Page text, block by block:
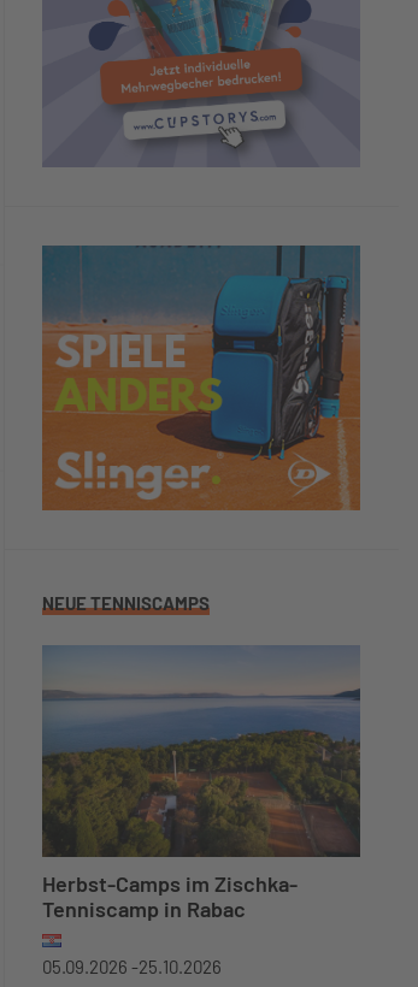
NEUE TENNISCAMPS
Herbst-Camps im Zischka-
Tenniscamp in Rabac
05.09.2026 -25.10.2026